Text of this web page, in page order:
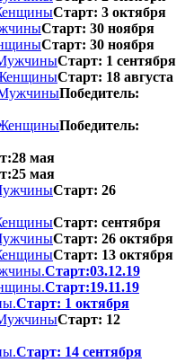
Старт: 3 октября
Старт: 30 ноября
Старт: 30 ноября
Старт: 1 сентября
Старт: 18 августа
Победитель:
Победитель:
мая
мая
Старт: 26
Старт: сентября
Старт: 26 октября
Старт: 13 октября
Старт:03.12.19
Старт:19.11.19
Старт: 1 октября
Старт: 12
Старт: 14 сентября